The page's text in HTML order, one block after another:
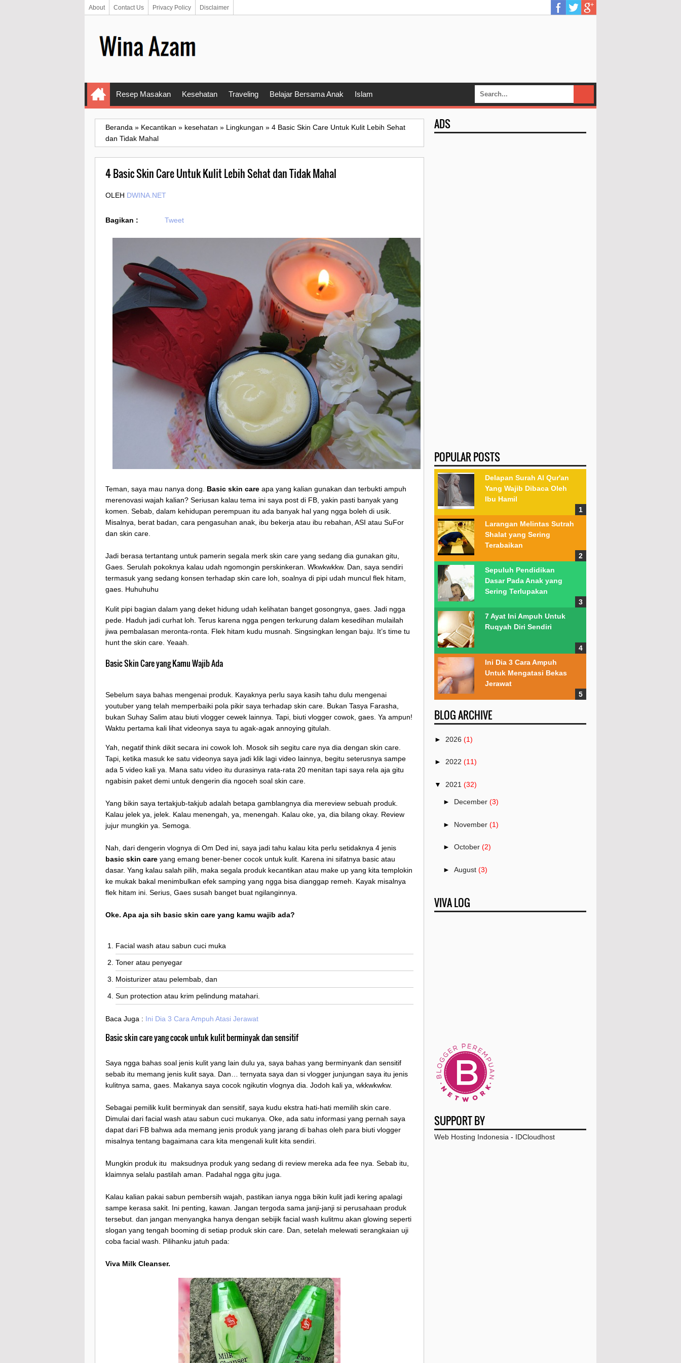
About Contact Us Privacy Policy Disclaimer
Resep Masakan Kesehatan Traveling Belajar Bersama Anak Islam
Beranda » Kecantikan » kesehatan » Lingkungan » 4 Basic Skin Care Untuk Kulit Lebih Sehat
dan Tidak Mahal
4 Basic Skin Care Untuk Kulit Lebih Sehat dan Tidak Mahal
OLEH DWINA.NET
Bagikan : Tweet
Teman, saya mau nanya dong. Basic skin care apa yang kalian gunakan dan terbukti ampuh
merenovasi wajah kalian? Seriusan kalau tema ini saya post di FB, yakin pasti banyak yang
komen. Sebab, dalam kehidupan perempuan itu ada banyak hal yang ngga boleh di usik.
Misalnya, berat badan, cara pengasuhan anak, ibu bekerja atau ibu rebahan, ASI atau SuFor
dan skin care.
Jadi berasa tertantang untuk pamerin segala merk skin care yang sedang dia gunakan gitu,
Gaes. Serulah pokoknya kalau udah ngomongin perskinkeran. Wkwkwkkw. Dan, saya sendiri
termasuk yang sedang konsen terhadap skin care loh, soalnya di pipi udah muncul flek hitam,
gaes. Huhuhuhu
Kulit pipi bagian dalam yang deket hidung udah kelihatan banget gosongnya, gaes. Jadi ngga
pede. Haduh jadi curhat loh. Terus karena ngga pengen terkurung dalam kesedihan mulailah
jiwa pembalasan meronta-ronta. Flek hitam kudu musnah. Singsingkan lengan baju. It’s time tu
hunt the skin care. Yeaah.
Basic Skin Care yang Kamu Wajib Ada
Sebelum saya bahas mengenai produk. Kayaknya perlu saya kasih tahu dulu mengenai
youtuber yang telah memperbaiki pola pikir saya terhadap skin care. Bukan Tasya Farasha,
bukan Suhay Salim atau biuti vlogger cewek lainnya. Tapi, biuti vlogger cowok, gaes. Ya ampun!
Waktu pertama kali lihat videonya saya tu agak-agak annoying gitulah.
Yah, negatif think dikit secara ini cowok loh. Mosok sih segitu care nya dia dengan skin care.
Tapi, ketika masuk ke satu videonya saya jadi klik lagi video lainnya, begitu seterusnya sampe
ada 5 video kali ya. Mana satu video itu durasinya rata-rata 20 menitan tapi saya rela aja gitu
ngabisin paket demi untuk dengerin dia ngoceh soal skin care.
Yang bikin saya tertakjub-takjub adalah betapa gamblangnya dia mereview sebuah produk.
Kalau jelek ya, jelek. Kalau menengah, ya, menengah. Kalau oke, ya, dia bilang okay. Review
jujur mungkin ya. Semoga.
Nah, dari dengerin vlognya di Om Ded ini, saya jadi tahu kalau kita perlu setidaknya 4 jenis
basic skin care yang emang bener-bener cocok untuk kulit. Karena ini sifatnya basic atau
dasar. Yang kalau salah pilih, maka segala produk kecantikan atau make up yang kita templokin
ke mukak bakal menimbulkan efek samping yang ngga bisa dianggap remeh. Kayak misalnya
flek hitam ini. Serius, Gaes susah banget buat ngilanginnya.
Oke. Apa aja sih basic skin care yang kamu wajib ada?
Facial wash atau sabun cuci muka
Toner atau penyegar
Moisturizer atau pelembab, dan
Sun protection atau krim pelindung matahari.
Baca Juga : Ini Dia 3 Cara Ampuh Atasi Jerawat
Basic skin care yang cocok untuk kulit berminyak dan sensitif
Saya ngga bahas soal jenis kulit yang lain dulu ya, saya bahas yang berminyank dan sensitif
sebab itu memang jenis kulit saya. Dan… ternyata saya dan si vlogger junjungan saya itu jenis
kulitnya sama, gaes. Makanya saya cocok ngikutin vlognya dia. Jodoh kali ya, wkkwkwkw.
Sebagai pemilik kulit berminyak dan sensitif, saya kudu ekstra hati-hati memilih skin care.
Dimulai dari facial wash atau sabun cuci mukanya. Oke, ada satu informasi yang pernah saya
dapat dari FB bahwa ada memang jenis produk yang jarang di bahas oleh para biuti vlogger
misalnya tentang bagaimana cara kita mengenali kulit kita sendiri.
Mungkin produk itu maksudnya produk yang sedang di review mereka ada fee nya. Sebab itu,
klaimnya selalu pastilah aman. Padahal ngga gitu juga.
Kalau kalian pakai sabun pembersih wajah, pastikan ianya ngga bikin kulit jadi kering apalagi
sampe kerasa sakit. Ini penting, kawan. Jangan tergoda sama janji-janji si perusahaan produk
tersebut. dan jangan menyangka hanya dengan sebijik facial wash kulitmu akan glowing seperti
slogan yang tengah booming di setiap produk skin care. Dan, setelah melewati serangkaian uji
coba facial wash. Pilihanku jatuh pada:
Viva Milk Cleanser.
ADS
POPULAR POSTS
Delapan Surah Al Qur'an
Yang Wajib Dibaca Oleh
Ibu Hamil
Larangan Melintas Sutrah
Shalat yang Sering
Terabaikan
Sepuluh Pendidikan
Dasar Pada Anak yang
Sering Terlupakan
7 Ayat Ini Ampuh Untuk
Ruqyah Diri Sendiri
Ini Dia 3 Cara Ampuh
Untuk Mengatasi Bekas
Jerawat
BLOG ARCHIVE
► 2026 (1)
► 2022 (11)
▼ 2021 (32)
► December (3)
► November (1)
► October (2)
► August (3)
►June (2)
4 Basic Skin Care Untuk Kulit Lebih Sehat
dan Tida...
Varian Bedak Marcks Untuk Kulit Sehat
Hanya di Seh...
Sebelum Terlambat
VIVA LOG
SUPPORT BY
Web Hosting Indonesia - IDCloudhost